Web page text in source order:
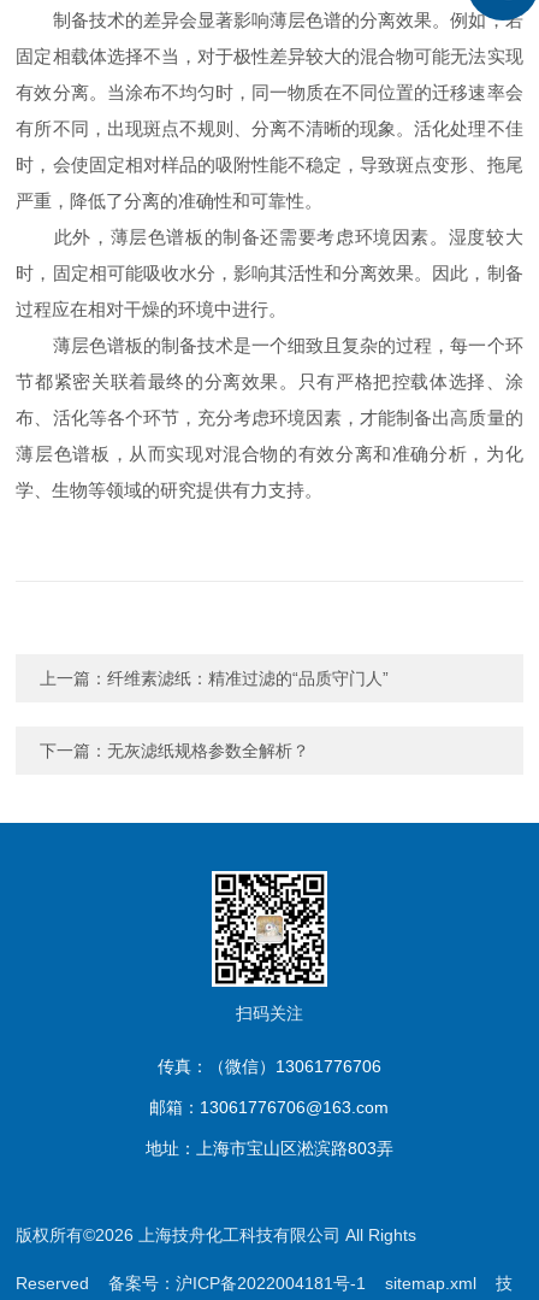
制备技术的差异会显著影响薄层色谱的分离效果。例如，若
固定相载体选择不当，对于极性差异较大的混合物可能无法实现
有效分离。当涂布不均匀时，同一物质在不同位置的迁移速率会
有所不同，出现斑点不规则、分离不清晰的现象。活化处理不佳
时，会使固定相对样品的吸附性能不稳定，导致斑点变形、拖尾
严重，降低了分离的准确性和可靠性。
此外，薄层色谱板的制备还需要考虑环境因素。湿度较大
时，固定相可能吸收水分，影响其活性和分离效果。因此，制备
过程应在相对干燥的环境中进行。
薄层色谱板的制备技术是一个细致且复杂的过程，每一个环
节都紧密关联着最终的分离效果。只有严格把控载体选择、涂
布、活化等各个环节，充分考虑环境因素，才能制备出高质量的
薄层色谱板，从而实现对混合物的有效分离和准确分析，为化
学、生物等领域的研究提供有力支持。
上一篇：纤维素滤纸：精准过滤的“品质守门人”
下一篇：无灰滤纸规格参数全解析？
扫码关注
传真：（微信）13061776706
邮箱：13061776706@163.com
地址：上海市宝山区淞滨路803弄
版权所有©2026 上海技舟化工科技有限公司 All Rights
Reserved备案号：沪ICP备2022004181号-1 sitemap.xml 技